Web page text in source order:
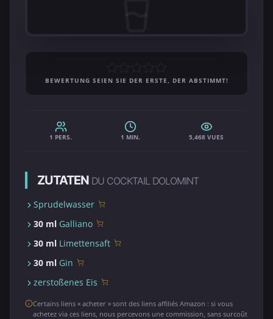
BEWERTUNG SEIEN SIE DER ERSTE, DER ABSTIMMT!
1 PERS. 1 MIN. 5,468 VUES
ZUTATEN DU COCKTAIL DOLOMINT
Sprudelwasser
30 ml Galliano
30 ml Limettensaft
30 ml Gin
zerstoßenes Eis
Certains liens « acheter » sont des liens affiliés Amazon : si vous
achetez via ces liens, nous percevons une commission, sans surcoût